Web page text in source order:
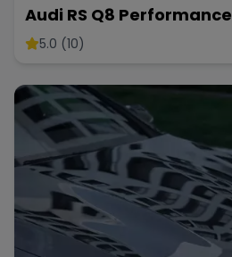
Audi RS Q8 Performance
5.0 (10)